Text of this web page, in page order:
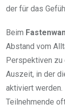
der für das
Beim
Abstand vom
Perspektiven zu
Auszeit, in der
aktiviert werden.
Teilnehmende